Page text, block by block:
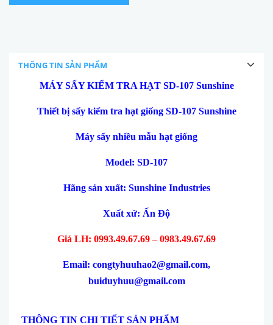
THÔNG TIN SẢN PHẨM
MÁY SẤY KIỂM TRA HẠT SD-107 Sunshine
Thiết bị sấy kiểm tra hạt giống SD-107 Sunshine
Máy sấy nhiều mẫu hạt giống
Model: SD-107
Hãng sản xuất: Sunshine Industries
Xuất xứ: Ấn Độ
Giá LH: 0993.49.67.69 – 0983.49.67.69
Email: congtyhuuhao2@gmail.com,
buiduyhuu@gmail.com
THÔNG TIN CHI TIẾT SẢN PHẨM